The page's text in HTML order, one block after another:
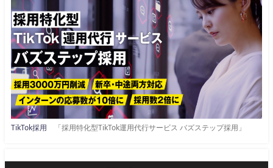
TikTok採用 「採用特化型TikTok運用代行サービス バズステップ採用」